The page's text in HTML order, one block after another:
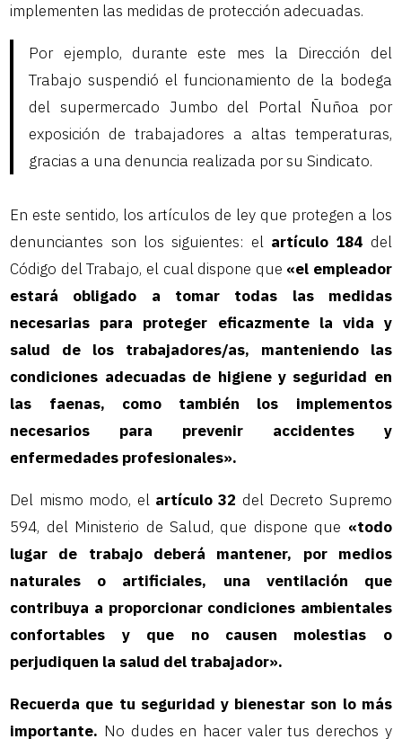
implementen las medidas de protección adecuadas.
Por ejemplo, durante este mes la Dirección del
Trabajo suspendió el funcionamiento de la bodega
del supermercado Jumbo del Portal Ñuñoa por
exposición de trabajadores a altas temperaturas,
gracias a una denuncia realizada por su Sindicato.
En este sentido, los artículos de ley que protegen a los
denunciantes son los siguientes: el artículo 184 del
Código del Trabajo, el cual dispone que «el empleador
estará obligado a tomar todas las medidas
necesarias para proteger eficazmente la vida y
salud de los trabajadores/as, manteniendo las
condiciones adecuadas de higiene y seguridad en
las faenas, como también los implementos
necesarios para prevenir accidentes y
enfermedades profesionales».
Del mismo modo, el artículo 32 del Decreto Supremo
594, del Ministerio de Salud, que dispone que «todo
lugar de trabajo deberá mantener, por medios
naturales o artificiales, una ventilación que
contribuya a proporcionar condiciones ambientales
confortables y que no causen molestias o
perjudiquen la salud del trabajador».
Recuerda que tu seguridad y bienestar son lo más
importante. No dudes en hacer valer tus derechos y